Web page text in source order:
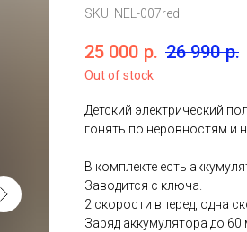
SKU: NEL-007red
25 000 р. 26 990 р.
Out of stock
Детский электрический
гонять по неровностям и
В комплекте есть
Заводится с ключа.
2 скорости вперед, одна
Заряд аккумулятора до 60